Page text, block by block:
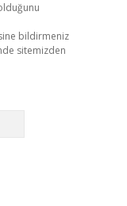
bildirmeniz
sitemizden